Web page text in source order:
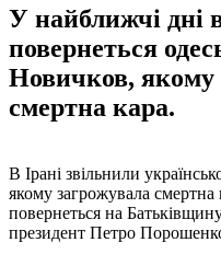
У найближчі дні
повернеться
Новичков, якому
смертна кара.
В Ірані звільнили
якому загрожувала
повернеться на
президент Петро